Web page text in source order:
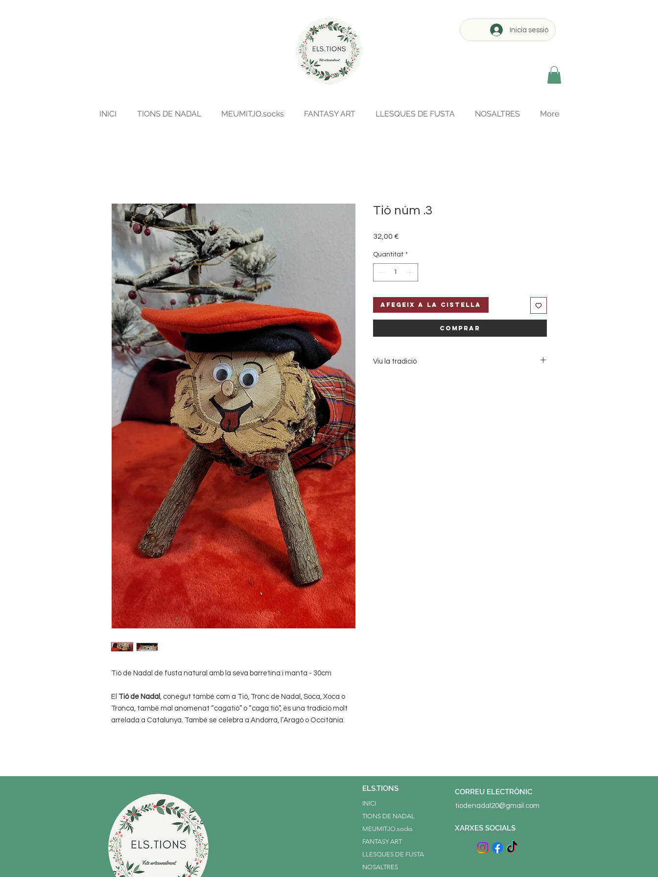
Inicia sessió
INICI TIONS DE NADAL MEUMITJO.socks FANTASY ART LLESQUES DE FUSTA NOSALTRES More
Tió de Nadal de fusta natural amb la seva barretina i manta - 30cm
El Tió de Nadal
, conegut també com a Tió, Tronc de Nadal, Soca, Xoca o
Tronca, també mal anomenat “cagatió” o “caga tió”, és una tradició molt
arrelada a Catalunya. També se celebra a Andorra, l’Aragó o Occitània.
Tió núm .3
32,00 €
Quantitat *
Afegeix a la cistella
Comprar
Viu la tradició
ELS.TIONS
INICI
TIONS DE NADAL
MEUMITJO.socks
FANTASY ART
LLESQUES DE FUSTA
NOSALTRES
CORREU ELECTRÒNIC
tiodenadal20@gmail.com
XARXES SOCIALS